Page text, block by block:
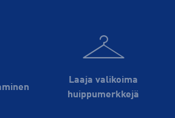
Laaja valikoima
huippu­merkkejä